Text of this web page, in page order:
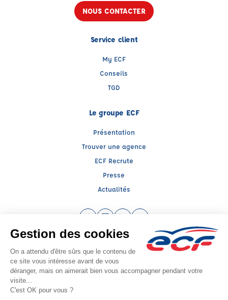
NOUS CONTACTER
Service client
My ECF
Conseils
TGD
Le groupe ECF
Présentation
Trouver une agence
ECF Recrute
Presse
Actualités
Facebook (nouvelle fenêtre)
Instagram (nouvelle fenêtre)
LinkedIn (nouvelle fenêtre)
YouTube (nouvelle
Raison sociale : ECF CER CENTRE ATLANTIQUE - Capital social: 2500000€
SIREN: 312379266 - Numéro de TVA intracommunautaire: FR 52 312379266
Agrément n°E1404100070
Siège social : RN 11 - Rte de la Mothe Les Champs Dorés, LA CRECHE (79260) -